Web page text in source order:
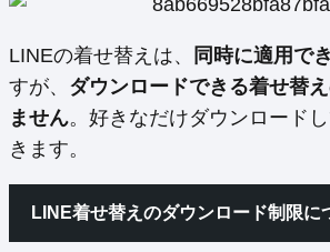
LINEの着せ替えは、 同時に適用で
すが、 ダウンロードできる着せ替
ません。好きなだけダウンロード
きます。
LINE着せ替えのダウンロード制限に